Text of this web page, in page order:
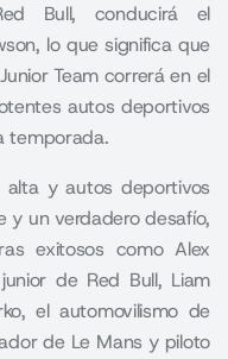
Bull, conducirá el
lo que significa que
Team correrá en el
autos deportivos
temporada.
alta y autos deportivos
y un verdadero desafío,
exitosos como Alex
de Red Bull, Liam
el automovilismo de
de Le Mans y piloto